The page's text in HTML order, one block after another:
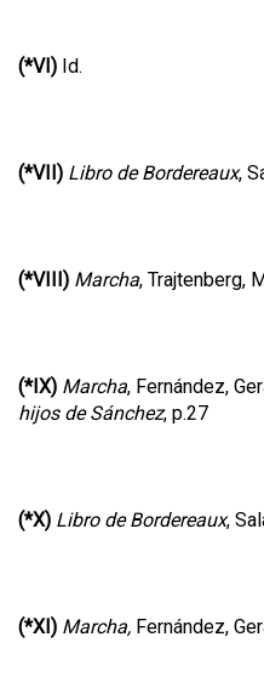
(*VI) Id.
(*VII) Libro de Bordereaux,
(*VIII) Marcha, Trajtenberg,
(*IX) Marcha, Fernández,
hijos de Sánchez, p.27
(*X) Libro de Bordereaux,
(*XI) Marcha, Fernández,